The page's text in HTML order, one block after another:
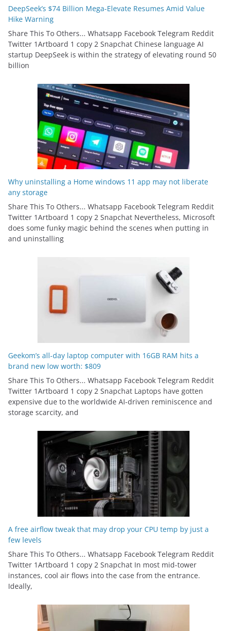
DeepSeek’s $74 Billion Mega-Elevate Resumes Amid Value
Hike Warning
Share This To Others... Whatsapp Facebook Telegram Reddit
Twitter 1Artboard 1 copy 2 Snapchat Chinese language AI
startup DeepSeek is within the strategy of elevating round 50
billion
Why uninstalling a Home windows 11 app may not liberate
any storage
Share This To Others... Whatsapp Facebook Telegram Reddit
Twitter 1Artboard 1 copy 2 Snapchat Nevertheless, Microsoft
does some funky magic behind the scenes when putting in
and uninstalling
Geekom’s all-day laptop computer with 16GB RAM hits a
brand new low worth: $809
Share This To Others... Whatsapp Facebook Telegram Reddit
Twitter 1Artboard 1 copy 2 Snapchat Laptops have gotten
expensive due to the worldwide AI-driven reminiscence and
storage scarcity, and
A free airflow tweak that may drop your CPU temp by just a
few levels
Share This To Others... Whatsapp Facebook Telegram Reddit
Twitter 1Artboard 1 copy 2 Snapchat In most mid-tower
instances, cool air flows into the case from the entrance.
Ideally,